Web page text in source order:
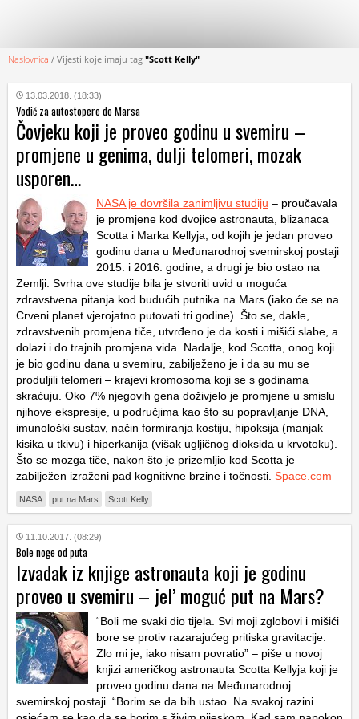
KATEGORIJE
HRVATSKI
WEB
Naslovnica / Vijesti koje imaju tag "Scott Kelly"
13.03.2018. (18:33)
Vodič za autostopere do Marsa
Čovjeku koji je proveo godinu u svemiru –
promjene u genima, dulji telomeri, mozak
usporen…
NASA je dovršila zanimljivu studiju – proučavala
je promjene kod dvojice astronauta, blizanaca
Scotta i Marka Kellyja, od kojih je jedan proveo
godinu dana u Međunarodnoj svemirskoj postaji
2015. i 2016. godine, a drugi je bio ostao na
Zemlji. Svrha ove studije bila je stvoriti uvid u moguća
zdravstvena pitanja kod budućih putnika na Mars (iako će se na
Crveni planet vjerojatno putovati tri godine). Što se, dakle,
zdravstvenih promjena tiče, utvrđeno je da kosti i mišići slabe, a
dolazi i do trajnih promjena vida. Nadalje, kod Scotta, onog koji
je bio godinu dana u svemiru, zabilježeno je i da su mu se
produljili telomeri – krajevi kromosoma koji se s godinama
skraćuju . Oko 7% njegovih gena doživjelo je promjene u smislu
njihove ekspresije, u područjima kao što su popravljanje DNA,
imunološki sustav, način formiranja kostiju, hipoksija (manjak
kisika u tkivu) i hiperkanija (višak ugljičnog dioksida u krvotoku).
Što se mozga tiče, nakon što je prizemljio kod Scotta je
zabilježen izraženi pad kognitivne brzine i točnosti. Space.com
NASA put na Mars Scott Kelly
11.10.2017. (08:29)
Bole noge od puta
Izvadak iz knjige astronauta koji je godinu
proveo u svemiru – jel’ moguć put na Mars?
“Boli me svaki dio tijela. Svi moji zglobovi i mišići
bore se protiv razarajućeg pritiska gravitacije.
Zlo mi je, iako nisam povratio” – piše u novoj
knjizi američkog astronauta Scotta Kellyja koji je
proveo godinu dana na Međunarodnoj
svemirskoj postaji. “Borim se da bih ustao. Na svakoj razini